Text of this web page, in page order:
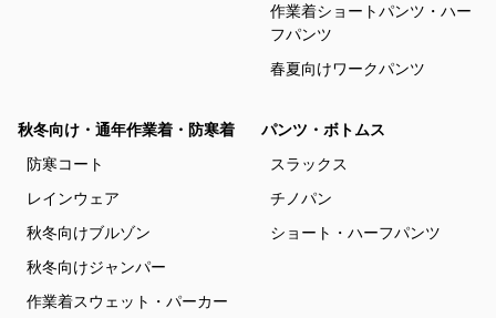
作業着ショートパンツ・ハー
フパンツ
春夏向けワークパンツ
秋冬向け・通年作業着・防寒着
防寒コート
レインウェア
秋冬向けブルゾン
秋冬向けジャンパー
作業着スウェット・パーカー
パンツ・ボトムス
スラックス
チノパン
ショート・ハーフパンツ